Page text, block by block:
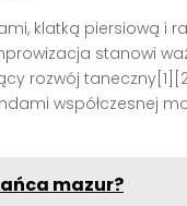
klatką piersiową i
stanowi
rozwój
współczesnej
mazur?